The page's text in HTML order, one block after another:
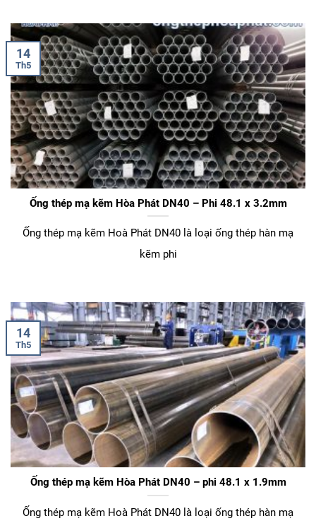
Ống thép mạ kẽm Hòa Phát DN40 – Phi 48.1 x 3.2mm
Ống thép mạ kẽm Hoà Phát DN40 là loại ống thép hàn mạ
kẽm phi
14
Th5
Ống thép mạ kẽm Hòa Phát DN40 – phi 48.1 x 1.9mm
Ống thép mạ kẽm Hoà Phát DN40 là loại ống thép hàn mạ
14
Th5